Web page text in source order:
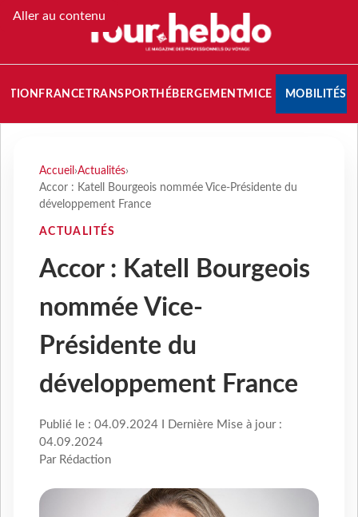
Aller au contenu
FRANCETRANSPORT HÉBERGEMENTMICE MOBILITÉS
Accueil ›Actualités›
Accor : Katell Bourgeois nommée Vice-Présidente du
développement France
ACTUALITÉS
Accor : Katell Bourgeois
nommée Vice-
Présidente du
développement France
Publié le : 04.09.2024 I Dernière Mise à jour :
04.09.2024
Par Rédaction